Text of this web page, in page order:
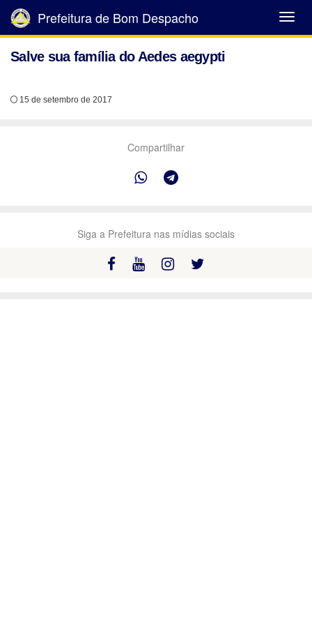
Abrir
Menu
Prefeitura de Bom Despacho
Salve sua família do Aedes aegypti
15 de setembro de 2017
Compartilhar
Siga a Prefeitura nas mídias sociais